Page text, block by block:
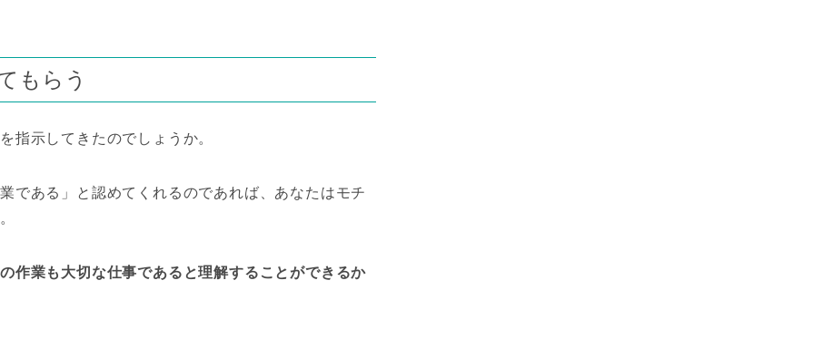
もらう
指示してきたのでしょうか。
である」と認めてくれるのであれば、あなたはモチ
作業も大切な仕事であると理解することができるか